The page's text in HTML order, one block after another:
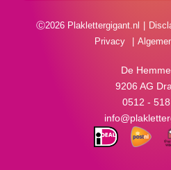
Ⓒ2026 Plaklettergigant.nl
Privacy
De
9206 AG
0512 -